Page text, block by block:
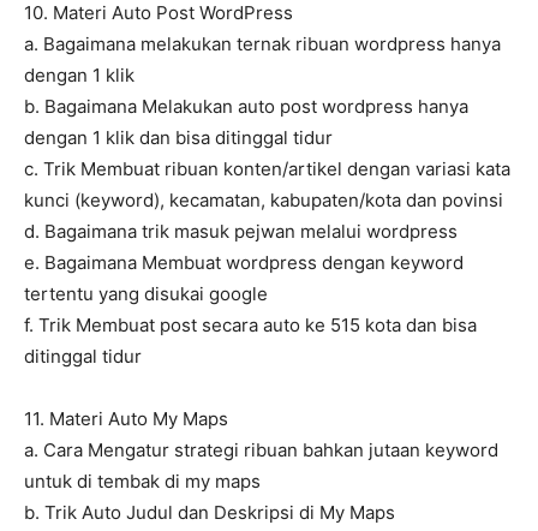
10. Materi Auto Post WordPress
a. Bagaimana melakukan ternak ribuan wordpress hanya
dengan 1 klik
b. Bagaimana Melakukan auto post wordpress hanya
dengan 1 klik dan bisa ditinggal tidur
c. Trik Membuat ribuan konten/artikel dengan variasi kata
kunci (keyword), kecamatan, kabupaten/kota dan povinsi
d. Bagaimana trik masuk pejwan melalui wordpress
e. Bagaimana Membuat wordpress dengan keyword
tertentu yang disukai google
f. Trik Membuat post secara auto ke 515 kota dan bisa
ditinggal tidur
11. Materi Auto My Maps
a. Cara Mengatur strategi ribuan bahkan jutaan keyword
untuk di tembak di my maps
b. Trik Auto Judul dan Deskripsi di My Maps